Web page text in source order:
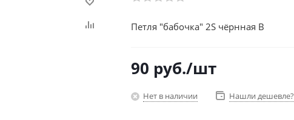
Петля "бабочка" 2S чёрнная B
90 руб./шт
Нет в наличии Нашли дешевле?